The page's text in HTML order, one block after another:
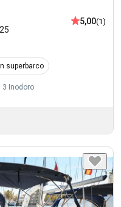
5,00(1)
superbarco
3 Inodoro